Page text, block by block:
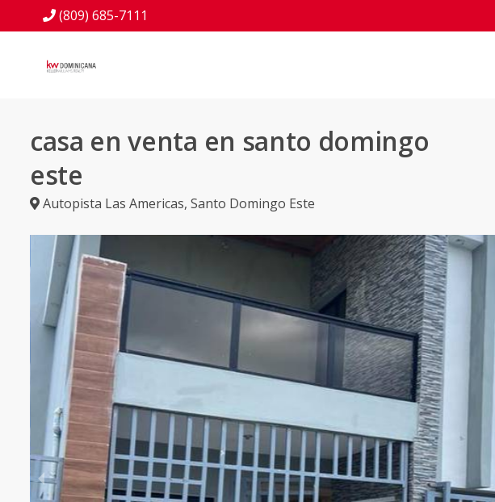
(809) 685-7111
casa en venta en santo domingo
este
Autopista Las Americas, Santo Domingo Este